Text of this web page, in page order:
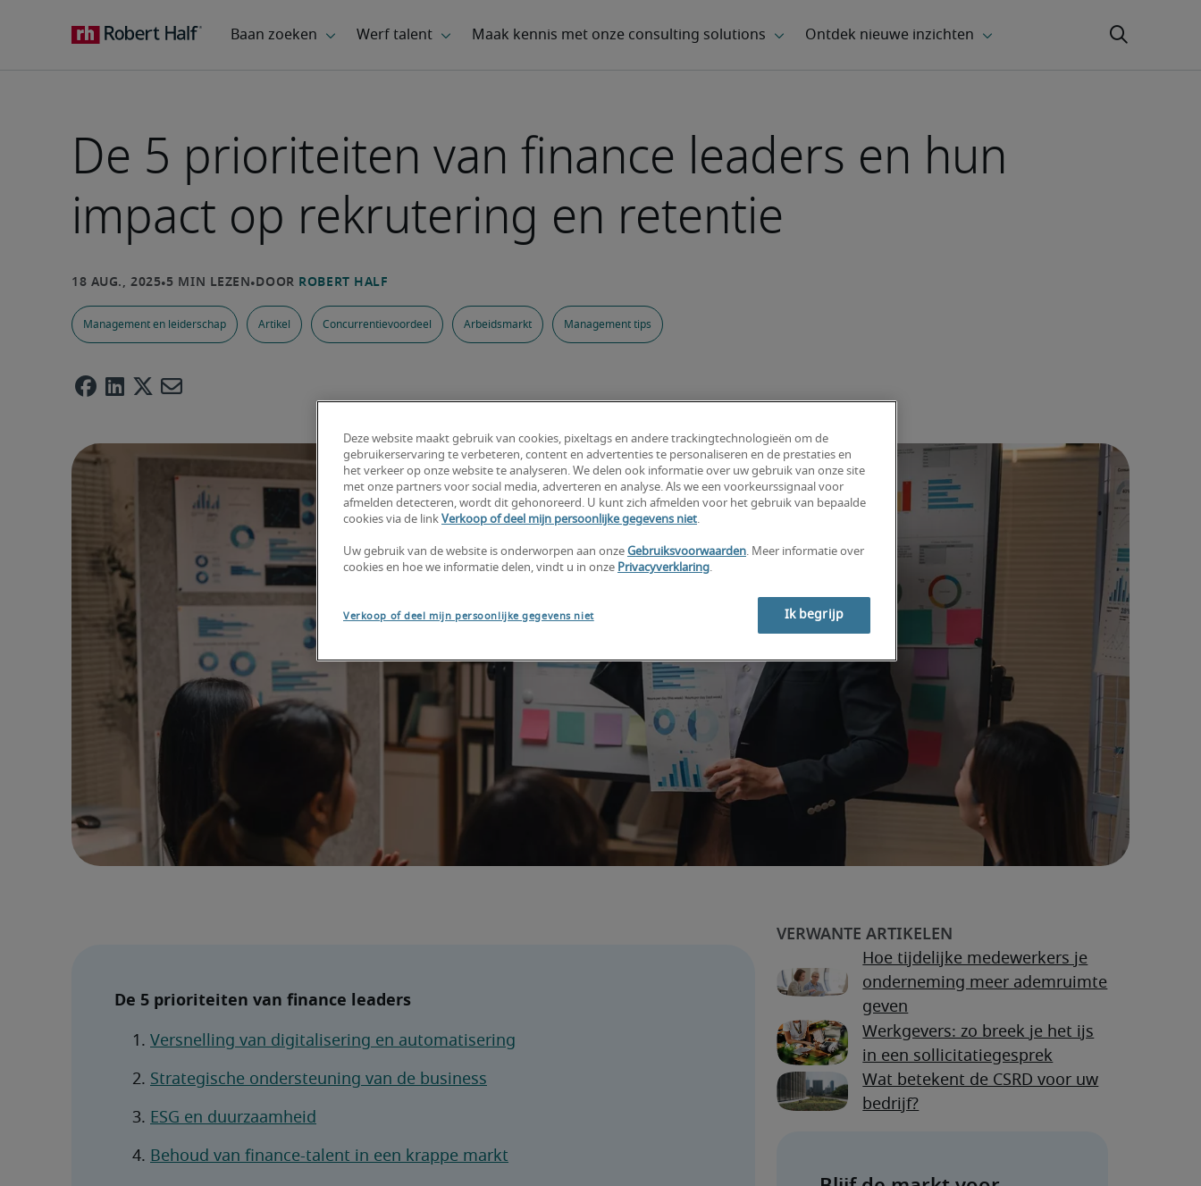
De 5 prioriteiten van finance leaders en hun
impact op rekrutering en retentie
Management en leiderschap Artikel Concurrentievoordeel Arbeidsmarkt Management tips
De 5 prioriteiten van finance leaders
Versnelling van digitalisering en automatisering
Strategische ondersteuning van de business
ESG en duurzaamheid
Behoud van finance-talent in een krappe markt
Hoe tijdelijke medewerkers je
onderneming meer ademruimte
geven
Werkgevers: zo breek je het ijs
in een sollicitatiegesprek
Wat betekent de CSRD voor uw
bedrijf?
Deze website maakt gebruik van cookies, pixeltags en andere trackingtechnologieën om de
gebruikerservaring te verbeteren, content en advertenties te personaliseren en de prestaties en
het verkeer op onze website te analyseren. We delen ook informatie over uw gebruik van onze site
met onze partners voor social media, adverteren en analyse. Als we een voorkeurssignaal voor
afmelden detecteren, wordt dit gehonoreerd. U kunt zich afmelden voor het gebruik van bepaalde
cookies via de link Verkoop of deel mijn persoonlijke gegevens niet.
Uw gebruik van de website is onderworpen aan onze Gebruiksvoorwaarden. Meer informatie over
cookies en hoe we informatie delen, vindt u in onze Privacyverklaring.
Verkoop of deel mijn persoonlijke gegevens niet Ik begrijp